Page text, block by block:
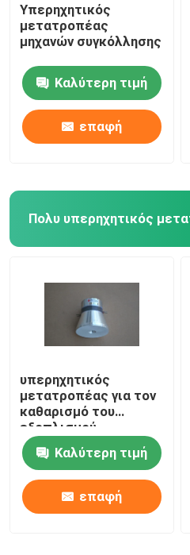
Υπερηχητικός
μετατροπέας
μηχανών συγκόλλησης
Καλύτερη τιμή
επαφή
υπερηχητικός
μετατροπέας για τον
καθαρισμό του
εξοπλισμού
Καλύτερη τιμή
επαφή